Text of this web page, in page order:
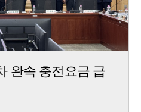
완속 충전요금 급